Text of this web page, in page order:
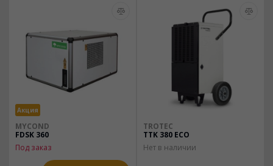
Акция
MYCOND
FDSK 360
Под заказ
TROTEC
TTK 380 ECO
Нет в наличии